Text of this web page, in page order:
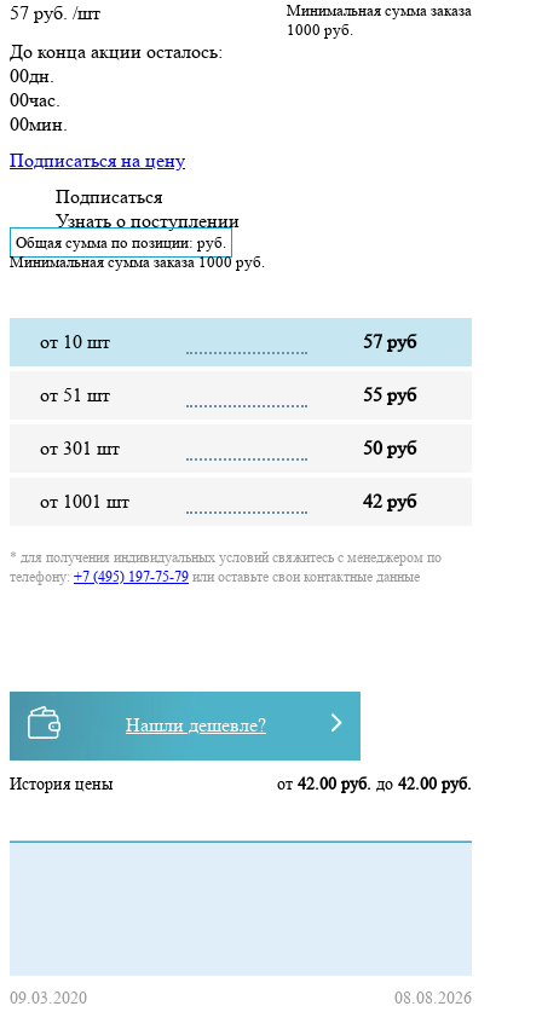
57 руб. /шт
Минимальная сумма заказа
1000 руб.
До конца акции осталось:
00дн.
00час.
00мин.
Подписаться на цену
Подписаться
Узнать о поступлении
Общая сумма по позиции: руб.
Минимальная сумма заказа 1000 руб.
от 10 шт 57 руб
от 51 шт 55 руб
от 301 шт 50 руб
от 1001 шт 42 руб
* для получения индивидуальных условий свяжитесь с менеджером по
телефону: +7 (495) 197-75-79 или оставьте свои контактные данные
Нашли дешевле?
История цены от 42.00 руб. до 42.00 руб.
09.03.2020 08.08.2026